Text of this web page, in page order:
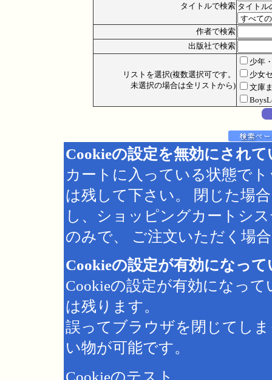
タイトルで検索 タイトル
作者で検索
出版社で検索
リストを選択(複数選択可です。
未選択の場合は全リストから)
少年
少女
文庫
Cookieの設定を無効にされ
カートに入っている状態で
は残して下さい。 閉じた場
し、ショッピングカートシ
のみで、 ご注文いただく場
Cookieの設定が有効になっ
Cookieの設定が有効になっ
は残ります。
誤ってブラウザを閉じてし
い物が可能です。
Cookieのテスト